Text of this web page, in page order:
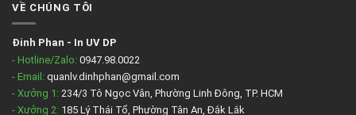
VỀ CHÚNG TÔI
Đinh Phan - In UV DP
- Hotline/Zalo: 0947.98.0022
- Email: quanlv.dinhphan@gmail.com
- Xưởng 1: 234/3 Tô Ngọc Vân, Phường Linh Đông, TP. HCM
- Xưởng 2: 185 Lý Thái Tổ, Phường Tân An, Đắk Lắk